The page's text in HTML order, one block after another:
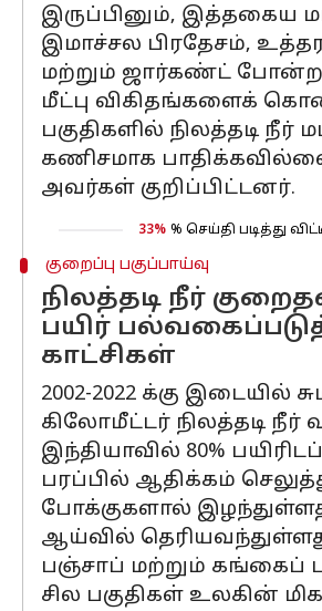
இருப்பினும், இத்தகைய
இமாச்சல பிரதேசம்,
மற்றும் ஜார்கண்ட் போன்ற
மீட்பு விகிதங்களைக்
பகுதிகளில் நிலத்தடி நீர்
கணிசமாக
அவர்கள் குறிப்பிட்டனர்.
33% % செய்தி படித்து
குறைப்பு பகுப்பாய்வு
நிலத்தடி நீர்
பயிர்
காட்சிகள்
2002-2022 க்கு இடையில்
கிலோமீட்டர் நிலத்தடி நீர்
இந்தியாவில் 80%
பரப்பில் ஆதிக்கம்
போக்குகளால்
ஆய்வில்
பஞ்சாப் மற்றும் கங்கைப்
சில பகுதிகள் உலகின்